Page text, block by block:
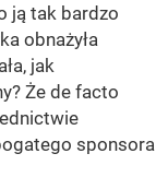
ją tak bardzo
obnażyła
jak
Że de facto
sponsora